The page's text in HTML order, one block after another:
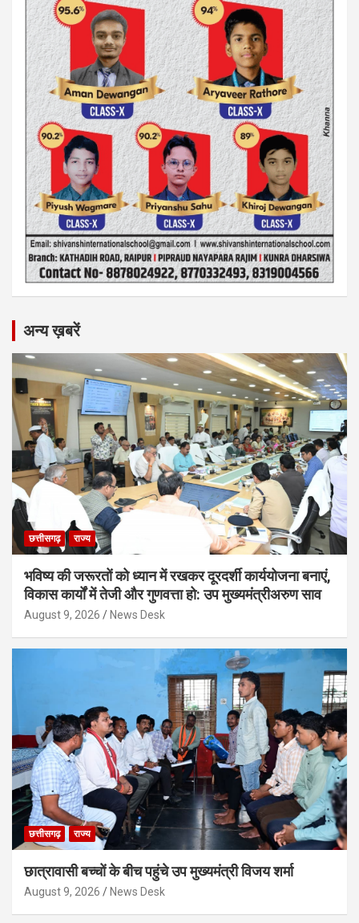
अन्य ख़बरें
छत्तीसगढ़ राज्य
भविष्य की जरूरतों को ध्यान में रखकर दूरदर्शी कार्ययोजना बनाएं,
विकास कार्यों में तेजी और गुणवत्ता हो: उप मुख्यमंत्रीअरुण साव
August 9, 2026 News Desk
छत्तीसगढ़ राज्य
छात्रावासी बच्चों के बीच पहुंचे उप मुख्यमंत्री विजय शर्मा
August 9, 2026 News Desk